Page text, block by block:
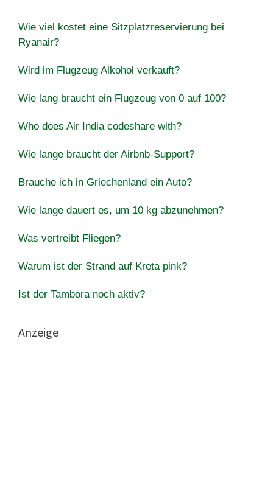
Wie viel kostet eine Sitzplatzreservierung bei
Ryanair?
Wird im Flugzeug Alkohol verkauft?
Wie lang braucht ein Flugzeug von 0 auf 100?
Who does Air India codeshare with?
Wie lange braucht der Airbnb-Support?
Brauche ich in Griechenland ein Auto?
Wie lange dauert es, um 10 kg abzunehmen?
Was vertreibt Fliegen?
Warum ist der Strand auf Kreta pink?
Ist der Tambora noch aktiv?
Anzeige